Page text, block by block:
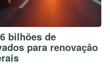
bilhões de
para renovação